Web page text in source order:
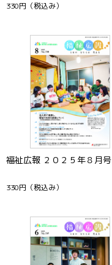
330円 （税込み）
福祉広報 ２０２５年８月号
330円 （税込み）